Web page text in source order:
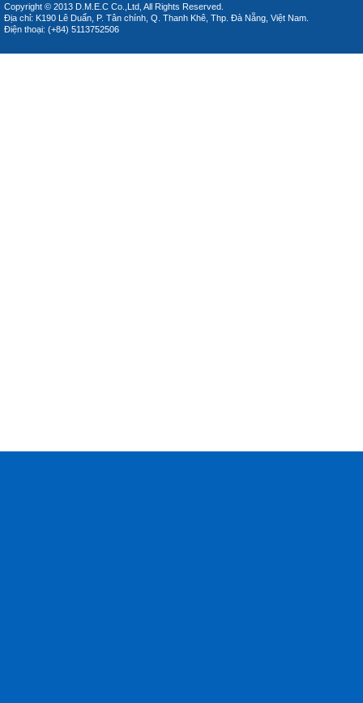
Copyright © 2013 D.M.E.C Co.,Ltd, All Rights Reserved.
Địa chỉ: K190 Lê Duẩn, P. Tân chính, Q. Thanh Khê, Thp. Đà Nẵng, Việt Nam.
Điện thoại: (+84) 5113752506